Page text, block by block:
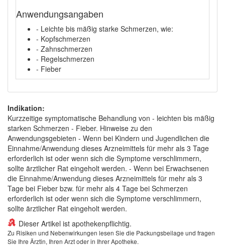
Anwendungsangaben
- Leichte bis mäßig starke Schmerzen, wie:
- Kopfschmerzen
- Zahnschmerzen
- Regelschmerzen
- Fieber
Indikation:
Kurzzeitige symptomatische Behandlung von - leichten bis mäßig
starken Schmerzen - Fieber. Hinweise zu den
Anwendungsgebieten - Wenn bei Kindern und Jugendlichen die
Einnahme/Anwendung dieses Arzneimittels für mehr als 3 Tage
erforderlich ist oder wenn sich die Symptome verschlimmern,
sollte ärztlicher Rat eingeholt werden. - Wenn bei Erwachsenen
die Einnahme/Anwendung dieses Arzneimittels für mehr als 3
Tage bei Fieber bzw. für mehr als 4 Tage bei Schmerzen
erforderlich ist oder wenn sich die Symptome verschlimmern,
sollte ärztlicher Rat eingeholt werden.
Dieser Artikel ist apothekenpflichtig.
Zu Risiken und Nebenwirkungen lesen Sie die Packungsbeilage und fragen
Sie Ihre Ärztin, Ihren Arzt oder in Ihrer Apotheke.